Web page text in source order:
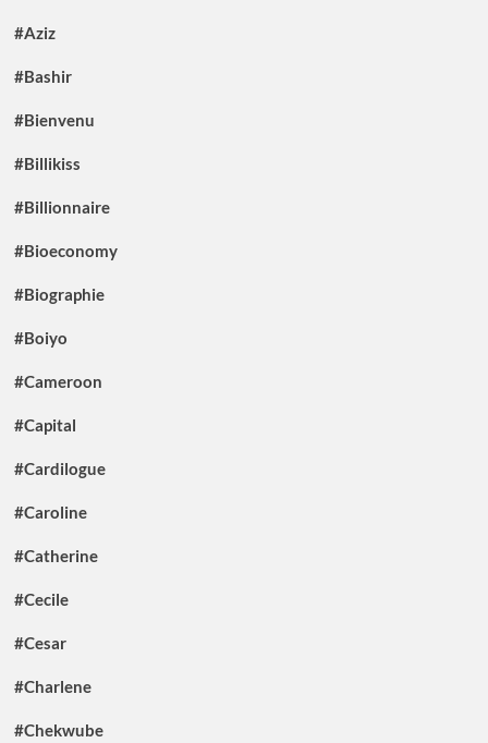
#Aziz
#Bashir
#Bienvenu
#Billikiss
#Billionnaire
#Bioeconomy
#Biographie
#Boiyo
#Cameroon
#Capital
#Cardilogue
#Caroline
#Catherine
#Cecile
#Cesar
#Charlene
#Chekwube